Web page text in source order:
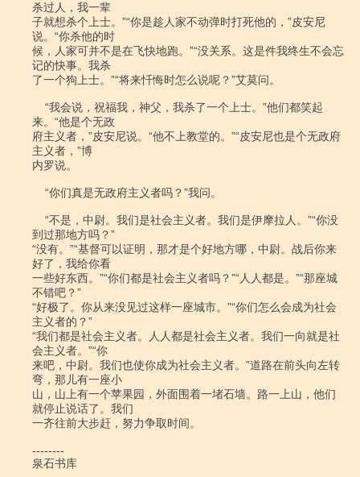
杀过人，我一辈
子就想杀个上士。”“你是趁人家不动弹时打死他的，”皮安尼
说。“你杀他的时
候，人家可并不是在飞快地跑。”“没关系。这是件我终生不会忘
记的快事。我杀
了一个狗上士。”“将来忏悔时怎么说呢？”艾莫问。
来。“他是个无政
府主义者，”皮安尼说。“他不上教堂的。”“皮安尼也是个无政府
主义者，”博
内罗说。
到过那地方吗？”
“没有。”“基督可以证明，那才是个好地方哪，中尉。战后你来
好了，我给你看
一些好东西。”“你们都是社会主义者吗？”“人人都是。”“那座城
不错吧？”
“好极了。你从来没见过这样一座城市。”“你们怎么会成为社会
主义者的？”
“我们都是社会主义者。人人都是社会主义者。我们一向就是社
会主义者。”“你
来吧，中尉。我们也使你成为社会主义者。”道路在前头向左转
弯，那儿有一座小
山，山上有一个苹果园，外面围着一堵石墙。路一上山，他们
就停止说话了。我们
一齐往前大步赶，努力争取时间。
--------
泉石书库